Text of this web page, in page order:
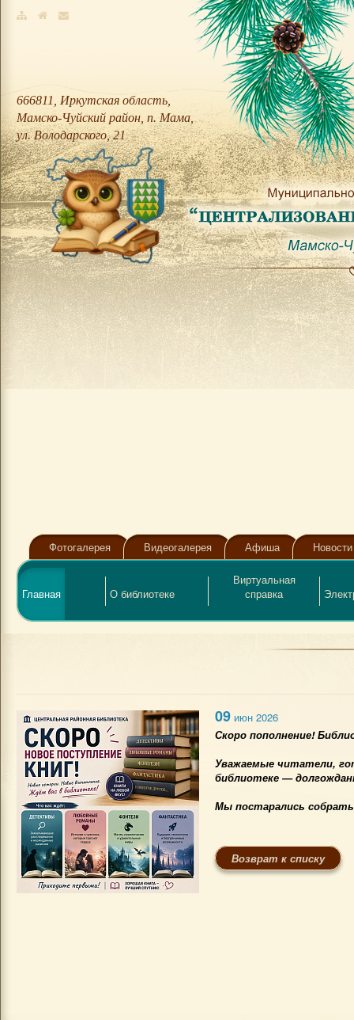
666811, Иркутская область,
Мамско-Чуйский район, п. Мама,
ул. Володарского, 21
Фотогалерея Видеогалерея Афиша Новости
Главная О библиотеке
Виртуальная
справка
09 июн 2026
Скоро пополнение!
Уважаемые читатели,
библиотеке —
Мы постарались
Возврат к списку